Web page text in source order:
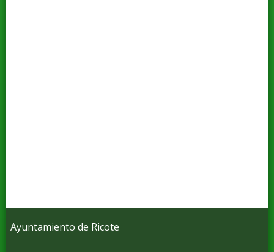
Ayuntamiento de Ricote